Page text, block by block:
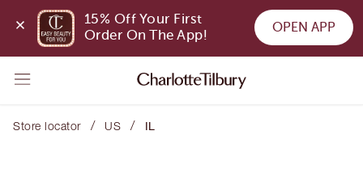
15% Off Your First
Order On The App!
OPEN APP
Store locator / US / IL